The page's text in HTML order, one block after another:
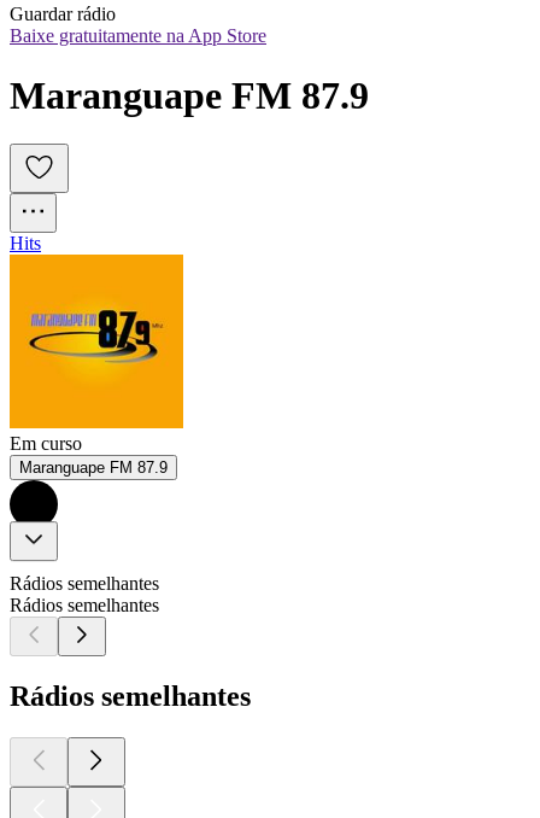
Guardar rádio
Baixe gratuitamente na App Store
Maranguape FM 87.9
Hits
Em curso
Maranguape FM 87.9
Rádios semelhantes
Rádios semelhantes
Rádios semelhantes